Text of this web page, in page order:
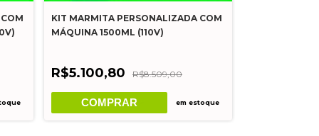
KIT MARMITA PERSONALIZADA COM
MÁQUINA 1500ML (110V)
R$5.100,80 R$8.509,00
COMPRAR em estoque